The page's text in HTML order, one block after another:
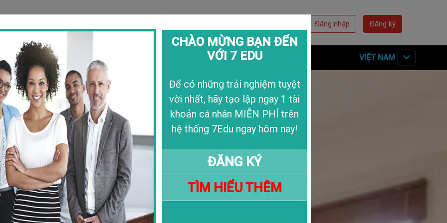
Đăng nhập Đăng ký
Liên Hệ Về Chúng Tôi VIỆT NAM
CHÀO MỪNG BẠN ĐẾN
VỚI 7 EDU
Để có những trải nghiệm tuyệt
vời nhất, hãy tạo lập ngay 1 tài
khoản cá nhân MIỄN PHÍ trên
hệ thống 7Edu ngay hôm nay!
ĐĂNG KÝ
TÌM HIỂU THÊM